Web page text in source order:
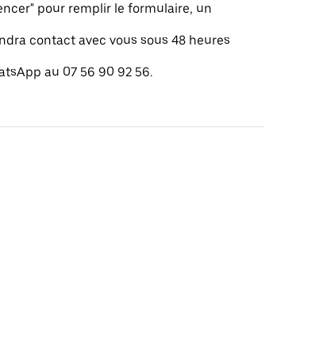
pour remplir le formulaire, un
contact avec vous sous 48 heures
au 07 56 90 92 56.